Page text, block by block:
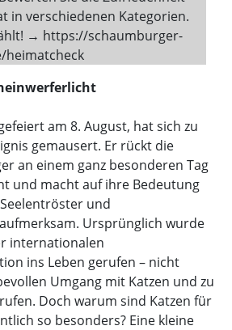
in verschiedenen Kategorien.
→ https://schaumburger-
heimatcheck
am 8. August, hat sich zu
gemausert. Er rückt die
an einem ganz besonderen Tag
und macht auf ihre Bedeutung
und
Ursprünglich wurde
internationalen
ins Leben gerufen – nicht
Umgang mit Katzen und zu
Doch warum sind Katzen für
so besonders? Eine kleine